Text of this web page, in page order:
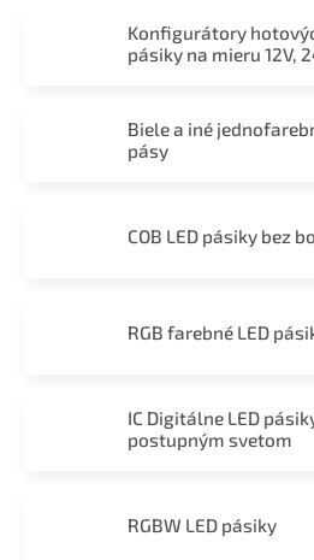
Konfigurátory
pásiky na mieru 12V,
Biele a iné
pásy
COB LED pásiky bez
RGB farebné LED
IC Digitálne LED
postupným svetom
RGBW LED pásiky